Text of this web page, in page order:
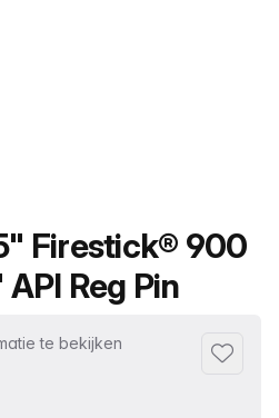
Firestick® 900
Reg Pin
te bekijken